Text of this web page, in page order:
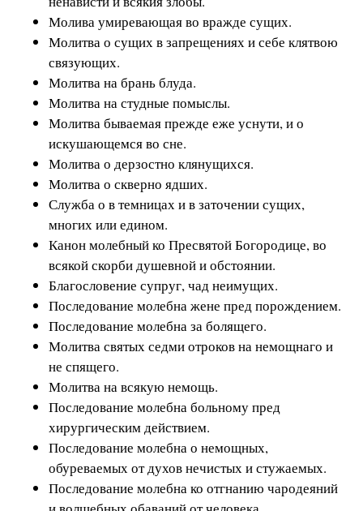
Молива умиревающая во вражде сущих.
Молитва о сущих в запрещениях и себе клятвою
связующих.
Молитва на брань блуда.
Молитва на студные помыслы.
Молитва бываемая прежде еже уснути, и о
искушающемся во сне.
Молитва о дерзостно клянущихся.
Молитва о скверно ядших.
Служба о в темницах и в заточении сущих,
многих или едином.
Канон молебный ко Пресвятой Богородице, во
всякой скорби душевной и обстоянии.
Благословение супруг, чад неимущих.
Последование молебна жене пред порождением.
Последование молебна за болящего.
Молитва святых седми отроков на немощнаго и
не спящего.
Молитва на всякую немощь.
Последование молебна больному пред
хирургическим действием.
Последование молебна о немощных,
обуреваемых от духов нечистых и стужаемых.
Последование молебна ко отгнанию чародеяний